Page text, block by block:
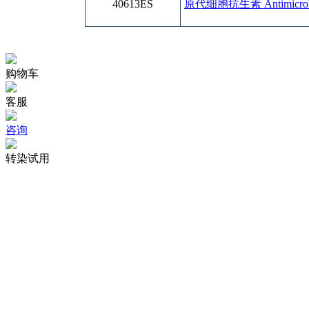
40613ES 原代细胞抗生素
购物车
客服
咨询
转染试用